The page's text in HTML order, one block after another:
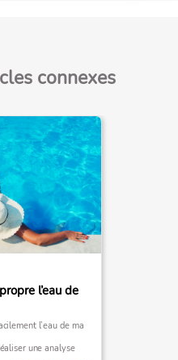
connexes
l’eau de
l’eau de ma
une analyse